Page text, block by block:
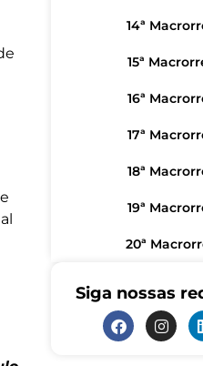
14ª
15ª
16ª
17ª
18ª
19ª
20ª
Siga nossas